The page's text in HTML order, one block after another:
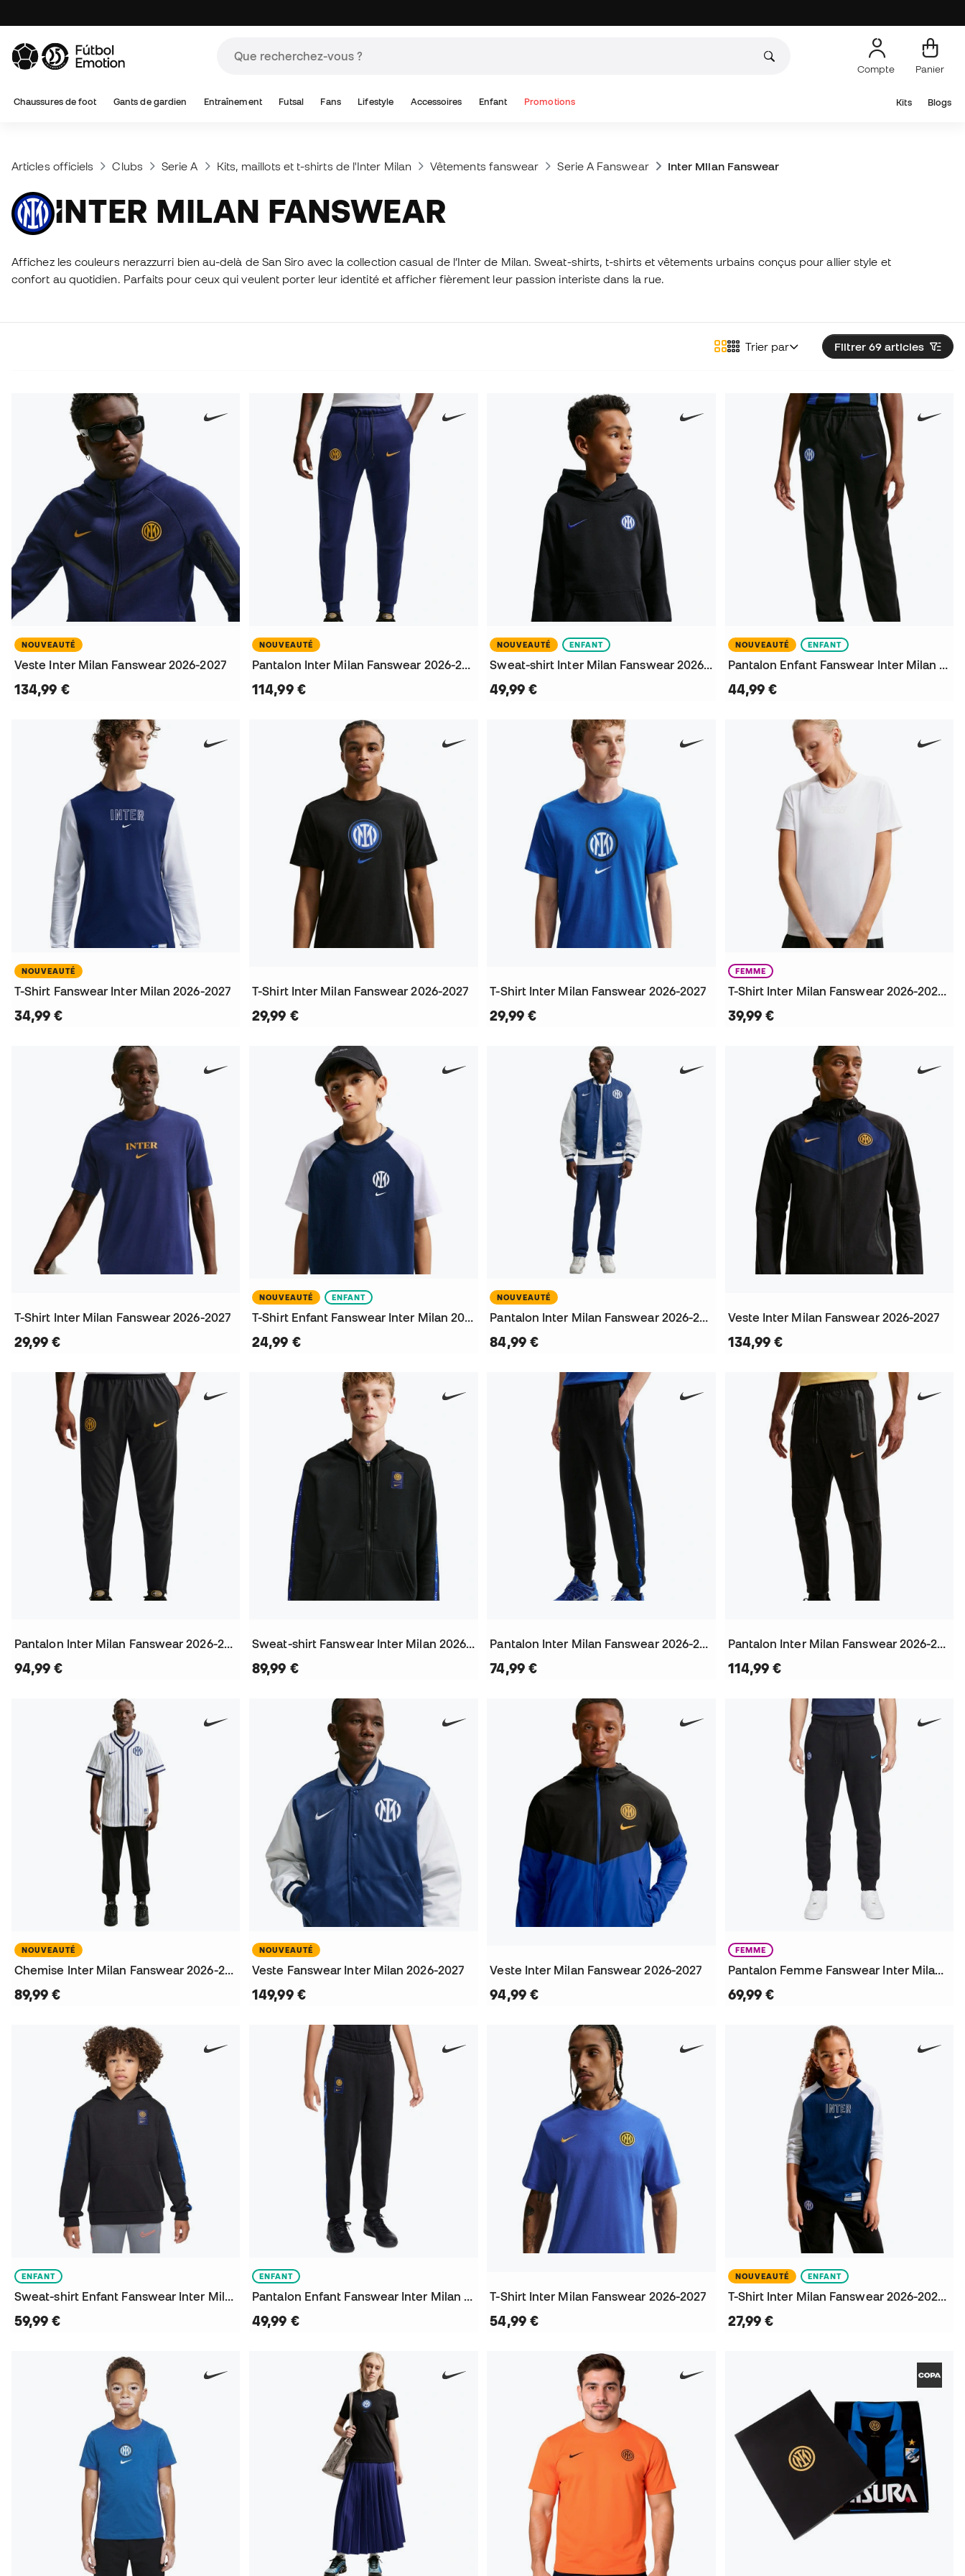
Compte Panier
Chaussures de foot Gants de gardien Entraînement Futsal Fans Lifestyle Accessoires Enfant Promotions Kits Blogs
Articles officiels Clubs Serie A Kits, maillots et t-shirts de l'Inter Milan Vêtements fanswear Serie A Fanswear Inter Milan Fanswear
INTER MILAN FANSWEAR
Affichez les couleurs nerazzurri bien au-delà de San Siro avec la collection casual de l’Inter de Milan. Sweat-shirts, t-shirts et vêtements urbains conçus pour allier style et
confort au quotidien. Parfaits pour ceux qui veulent porter leur identité et afficher fièrement leur passion interiste dans la rue.
Filtrer 69 articles
Trier par
NOUVEAUTÉ
Veste Inter Milan Fanswear 2026-2027
134,99 €
NOUVEAUTÉ
Pantalon Inter Milan Fanswear 2026-2027
114,99 €
NOUVEAUTÉ ENFANT
Sweat-shirt Inter Milan Fanswear 2026-2027 Niño
49,99 €
NOUVEAUTÉ ENFANT
Pantalon Enfant Fanswear Inter Milan 2026-2027
44,99 €
NOUVEAUTÉ
T-Shirt Fanswear Inter Milan 2026-2027
34,99 €
T-Shirt Inter Milan Fanswear 2026-2027
29,99 €
T-Shirt Inter Milan Fanswear 2026-2027
29,99 €
FEMME
T-Shirt Inter Milan Fanswear 2026-2027 Mujer
39,99 €
T-Shirt Inter Milan Fanswear 2026-2027
29,99 €
NOUVEAUTÉ ENFANT
T-Shirt Enfant Fanswear Inter Milan 2026-2027
24,99 €
NOUVEAUTÉ
Pantalon Inter Milan Fanswear 2026-2027
84,99 €
Veste Inter Milan Fanswear 2026-2027
134,99 €
Pantalon Inter Milan Fanswear 2026-2027
94,99 €
Sweat-shirt Fanswear Inter Milan 2026-2027
89,99 €
Pantalon Inter Milan Fanswear 2026-2027
74,99 €
Pantalon Inter Milan Fanswear 2026-2027
114,99 €
NOUVEAUTÉ
Chemise Inter Milan Fanswear 2026-2027
89,99 €
NOUVEAUTÉ
Veste Fanswear Inter Milan 2026-2027
149,99 €
Veste Inter Milan Fanswear 2026-2027
94,99 €
FEMME
Pantalon Femme Fanswear Inter Milan 2026-2027
69,99 €
ENFANT
Sweat-shirt Enfant Fanswear Inter Milan 2026-2027
59,99 €
ENFANT
Pantalon Enfant Fanswear Inter Milan 2026-2027
49,99 €
T-Shirt Inter Milan Fanswear 2026-2027
54,99 €
NOUVEAUTÉ ENFANT
T-Shirt Inter Milan Fanswear 2026-2027 Niño
27,99 €